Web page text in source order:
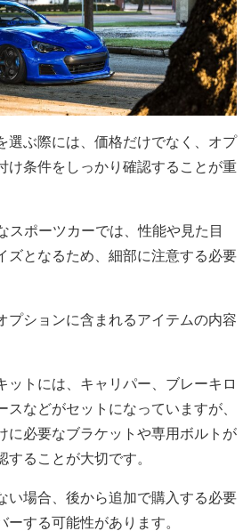
選ぶ際には、価格だけでなく、オプ
け条件をしっかり確認することが重
スポーツカーでは、性能や見た目
ズとなるため、細部に注意する必要
プションに含まれるアイテムの内容
ットには、キャリパー、ブレーキロ
スなどがセットになっていますが、
に必要なブラケットや専用ボルトが
ることが大切です。
い場合、後から追加で購入する必要
ーする可能性があります。